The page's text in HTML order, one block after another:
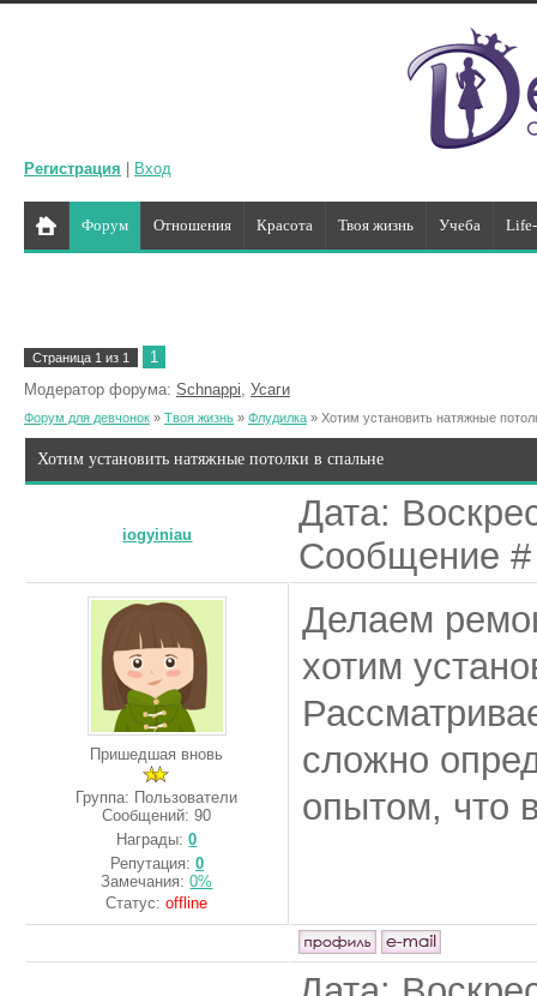
Регистрация Вход
Форум Отношения Красота Твоя жизнь Учеба
Страница 1 из 1
1
Модератор форума: Schnappi, Усаги
Форум для девчонок » Твоя жизнь » Флудилка » Хотим установить натяжные
Хотим установить натяжные потолки в спальне
iogyiniau
Дата:
Сообщение
Пришедшая вновь
Группа: Пользователи
Сообщений:90
Награды:0
Репутация: 0
Замечания:0%
Статус:offline
Делаем
хотим
сложно
опытом, что